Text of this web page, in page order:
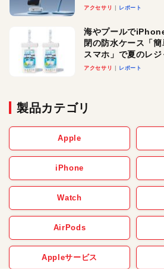
ースでおしゃれに充
アクセサリ レポート
海やプールで
閉の防水ケース「
スマホ」で夏のレ
アクセサリ レポート
製品カテゴリ
Apple
iPhone
Watch
AirPods
Appleサービス